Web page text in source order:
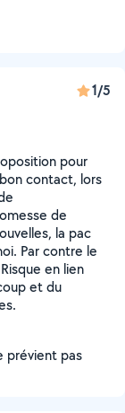
1/5
pour
contact, lors
de
la pac
Par contre le
en lien
et du
prévient pas